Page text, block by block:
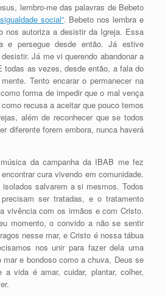
lembro-me das palavras de Bebeto
social”. Bebeto nos lembra e
nos autoriza a desistir da Igreja. Essa
e persegue desde então. Já estive
Já me vi querendo abandonar a
todas as vezes, desde então, a fala do
Tento encarar o permanecer na
forma de impedir que o mal vença
recusa a aceitar que pouco temos
além de reconhecer que se todos
diferente forem embora, nunca haverá
da campanha da IBAB me fez
cura vivendo em comunidade.
salvarem a si mesmos. Todos
ser tratadas, e o tratamento
vivência com os irmãos e com Cristo.
momento, o convido a não se sentir
nesse mar, e Cristo é nossa tábua
nos unir para fazer dela uma
mar e bondoso como a chuva, Deus se
vida é amar, cuidar, plantar, colher,